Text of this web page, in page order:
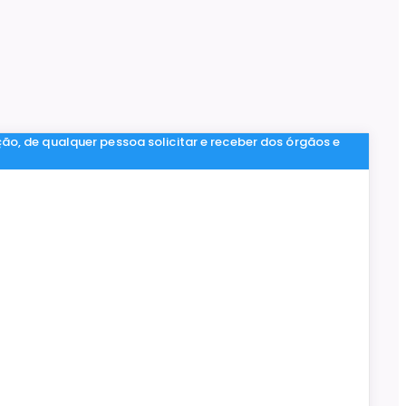
de qualquer pessoa solicitar e receber dos órgãos e